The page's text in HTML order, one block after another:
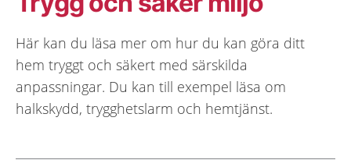
Här kan du läsa mer om hur du kan göra ditt
hem tryggt och säkert med särskilda
anpassningar. Du kan till exempel läsa om
halkskydd, trygghetslarm och hemtjänst.